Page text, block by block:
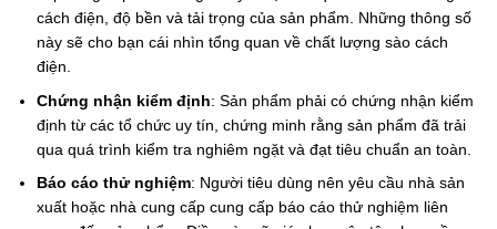
cách điện, độ bền và tải trọng của sản phẩm. Những thông số
này sẽ cho bạn cái nhìn tổng quan về chất lượng sào cách
điện.
Chứng nhận kiểm định: Sản phẩm phải có chứng nhận kiểm
định từ các tổ chức uy tín, chứng minh rằng sản phẩm đã trải
qua quá trình kiểm tra nghiêm ngặt và đạt tiêu chuẩn an toàn.
Báo cáo thử nghiệm: Người tiêu dùng nên yêu cầu nhà sản
xuất hoặc nhà cung cấp cung cấp báo cáo thử nghiệm liên